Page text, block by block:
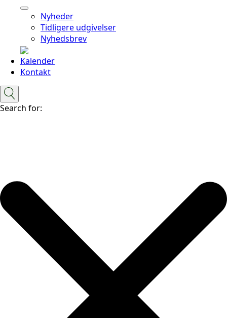
Nyheder
Tidligere udgivelser
Nyhedsbrev
Kalender
Kontakt
Search for: